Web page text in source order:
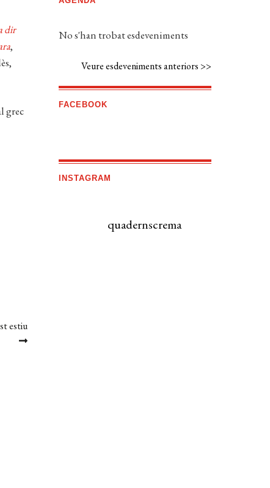
dir
,
grec
estiu
No s'han trobat esdeveniments
Veure esdeveniments anteriors >>
FACEBOOK
INSTAGRAM
quadernscrema